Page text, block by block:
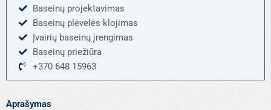
Baseinų projektavimas
Baseinų plėvelės klojimas
Įvairių baseinų įrengimas
Baseinų priežiūra
+370 648 15963
Aprašymas